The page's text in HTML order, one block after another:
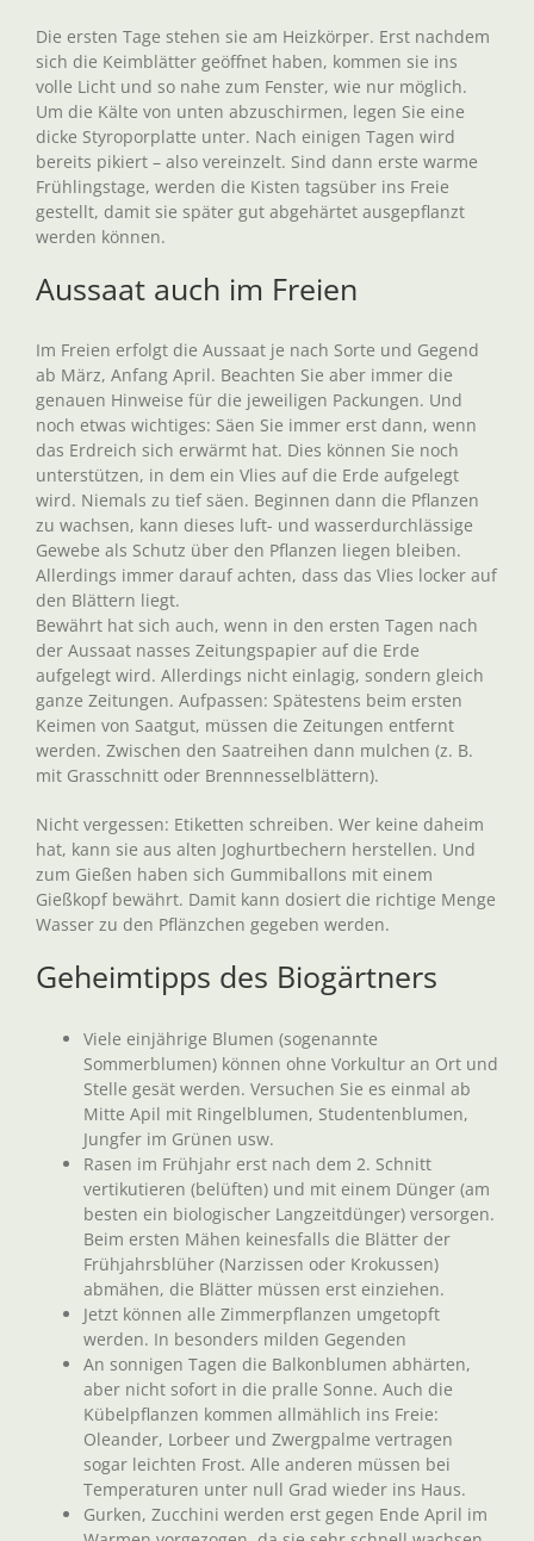
Die ersten Tage stehen sie am Heizkörper. Erst nachdem
sich die Keimblätter geöffnet haben, kommen sie ins
volle Licht und so nahe zum Fenster, wie nur möglich.
Um die Kälte von unten abzuschirmen, legen Sie eine
dicke Styroporplatte unter. Nach einigen Tagen wird
bereits pikiert – also vereinzelt. Sind dann erste warme
Frühlingstage, werden die Kisten tagsüber ins Freie
gestellt, damit sie später gut abgehärtet ausgepflanzt
werden können.
Aussaat auch im Freien
Im Freien erfolgt die Aussaat je nach Sorte und Gegend
ab März, Anfang April. Beachten Sie aber immer die
genauen Hinweise für die jeweiligen Packungen. Und
noch etwas wichtiges: Säen Sie immer erst dann, wenn
das Erdreich sich erwärmt hat. Dies können Sie noch
unterstützen, in dem ein Vlies auf die Erde aufgelegt
wird. Niemals zu tief säen. Beginnen dann die Pflanzen
zu wachsen, kann dieses luft- und wasserdurchlässige
Gewebe als Schutz über den Pflanzen liegen bleiben.
Allerdings immer darauf achten, dass das Vlies locker auf
den Blättern liegt.
Bewährt hat sich auch, wenn in den ersten Tagen nach
der Aussaat nasses Zeitungspapier auf die Erde
aufgelegt wird. Allerdings nicht einlagig, sondern gleich
ganze Zeitungen. Aufpassen: Spätestens beim ersten
Keimen von Saatgut, müssen die Zeitungen entfernt
werden. Zwischen den Saatreihen dann mulchen (z. B.
mit Grasschnitt oder Brennnesselblättern).
Nicht vergessen: Etiketten schreiben. Wer keine daheim
hat, kann sie aus alten Joghurtbechern herstellen. Und
zum Gießen haben sich Gummiballons mit einem
Gießkopf bewährt. Damit kann dosiert die richtige Menge
Wasser zu den Pflänzchen gegeben werden.
Geheimtipps des Biogärtners
Viele einjährige Blumen (sogenannte
Sommerblumen) können ohne Vorkultur an Ort und
Stelle gesät werden. Versuchen Sie es einmal ab
Mitte Apil mit Ringelblumen, Studentenblumen,
Jungfer im Grünen usw.
Rasen im Frühjahr erst nach dem 2. Schnitt
vertikutieren (belüften) und mit einem Dünger (am
besten ein biologischer Langzeitdünger) versorgen.
Beim ersten Mähen keinesfalls die Blätter der
Frühjahrsblüher (Narzissen oder Krokussen)
abmähen, die Blätter müssen erst einziehen.
Jetzt können alle Zimmerpflanzen umgetopft
werden. In besonders milden Gegenden
An sonnigen Tagen die Balkonblumen abhärten,
aber nicht sofort in die pralle Sonne. Auch die
Kübelpflanzen kommen allmählich ins Freie:
Oleander, Lorbeer und Zwergpalme vertragen
sogar leichten Frost. Alle anderen müssen bei
Temperaturen unter null Grad wieder ins Haus.
Gurken, Zucchini werden erst gegen Ende April im